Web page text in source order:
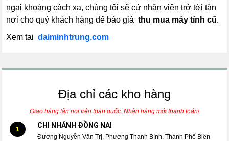
ngại khoảng cách xa, chúng tôi sẽ cử nhân viên trở tới tận
nơi cho quý khách hàng để báo giáthu mua máy tính cũ.
Xem tại daiminhtrung.com
Địa chỉ các kho hàng
Giao hàng tận nơi trên toàn quốc. Nhận hàng mới thanh toán!
1 CHI NHÁNH ĐỒNG NAI
Đường Nguyễn Văn Trị, Phường Thanh Bình, Thành Phố Biên